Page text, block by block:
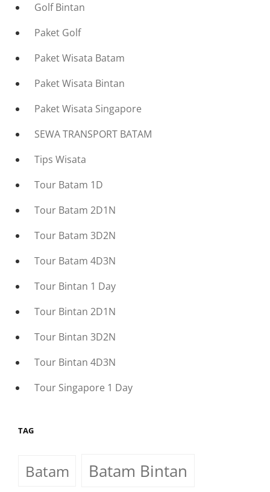
Golf Bintan
Paket Golf
Paket Wisata Batam
Paket Wisata Bintan
Paket Wisata Singapore
SEWA TRANSPORT BATAM
Tips Wisata
Tour Batam 1D
Tour Batam 2D1N
Tour Batam 3D2N
Tour Batam 4D3N
Tour Bintan 1 Day
Tour Bintan 2D1N
Tour Bintan 3D2N
Tour Bintan 4D3N
Tour Singapore 1 Day
TAG
Batam Batam Bintan